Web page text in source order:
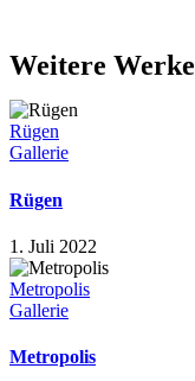
Weitere Werke
Rügen
Gallerie
Rügen
1. Juli 2022
Metropolis
Gallerie
Metropolis